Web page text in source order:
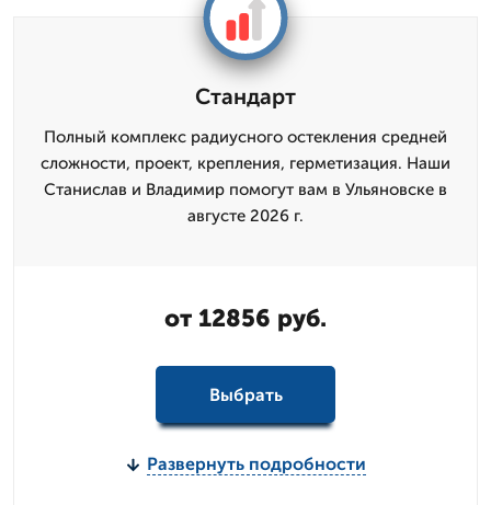
Стандарт
Полный комплекс радиусного остекления средней
сложности, проект, крепления, герметизация. Наши
Станислав и Владимир помогут вам в Ульяновске в
августе 2026 г.
от 12856 руб.
Выбрать
Развернуть подробности